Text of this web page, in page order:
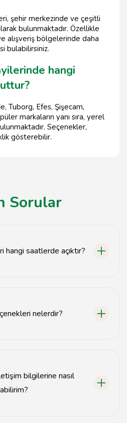
şehir merkezinde ve çeşitli
bulunmaktadır. Özellikle
alışveriş bölgelerinde daha
bulabilirsiniz.
hangi
Tuborg, Efes, Şişecam,
markaların yanı sıra, yerel
Seçenekler,
gösterebilir.
Sorular
saatlerde açıktır?
nelerdir?
bilgilerine nasıl